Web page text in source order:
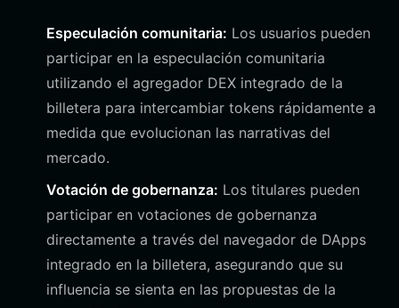
Especulación comunitaria: Los usuarios pueden
participar en la especulación comunitaria
utilizando el agregador DEX integrado de la
billetera para intercambiar tokens rápidamente a
medida que evolucionan las narrativas del
mercado.
Votación de gobernanza: Los titulares pueden
participar en votaciones de gobernanza
directamente a través del navegador de DApps
integrado en la billetera, asegurando que su
influencia se sienta en las propuestas de la